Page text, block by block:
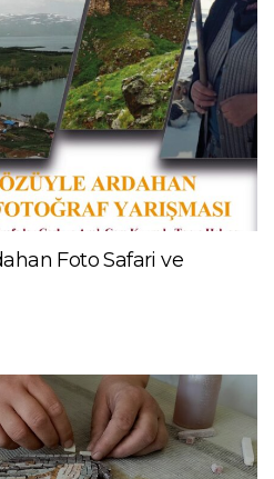
Foto Safari ve